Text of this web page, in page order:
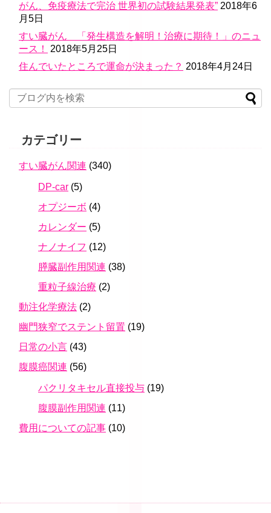
がん、免疫療法で完治 世界初の試験結果発表” 2018年6
月5日
すい臓がん 「発生構造を解明！治療に期待！」のニュ
ース！
2018年5月25日
住んでいたところで運命が決まった？ 2018年4月24日
カテゴリー
すい臓がん関連 (340)
DP-car (5)
オプジーボ (4)
カレンダー (5)
ナノナイフ (12)
膵臓副作用関連 (38)
重粒子線治療 (2)
動注化学療法 (2)
幽門狭窄でステント留置 (19)
日常の小言 (43)
腹膜癌関連 (56)
パクリタキセル直接投与 (19)
腹膜副作用関連 (11)
費用についての記事 (10)